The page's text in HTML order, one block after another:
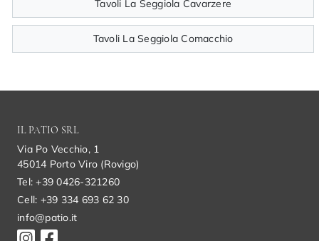
Tavoli La Seggiola Cavarzere
Tavoli La Seggiola Comacchio
IL PATIO SRL
Via Po Vecchio, 1
45014 Porto Viro (Rovigo)
Tel: +39 0426-321260
Cell: +39 334 693 62 30
info@patio.it